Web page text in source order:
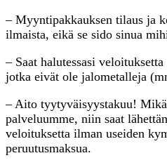
– Myyntipakkauksen tilaus ja
ilmaista, eikä se sido sinua
– Saat halutessasi
jotka eivät ole jalometalleja
– Aito tyytyväisyystakuu!
palveluumme, niin saat
veloituksetta ilman useiden
peruutusmaksua.